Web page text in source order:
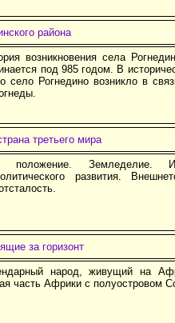
района
возникновения села
под 985 годом. В
село Рогнедино возникло в
третьего мира
положение. Земледелие.
развития.
за горизонт
народ, живущий на
часть Африки с полуостровом